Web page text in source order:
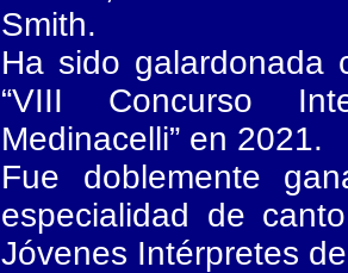
Smith.
Ha sido galardonada
“VIII Concurso
Medinacelli” en 2021.
Fue doblemente
especialidad de
Jóvenes Intérpretes